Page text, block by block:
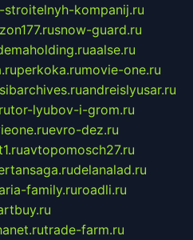
kompanij.ru
snow-guard.ru
aalse.ru
perkoka.rumovie-one.ru
sibarchives.ruandreislyusar.ru
tor-lyubov-i-grom.ru
evro-dez.ru
avtopomosch27.ru
delanalad.ru
family.ruroadli.ru
trade-farm.ru